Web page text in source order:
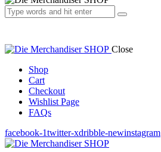
Close
Shop
Cart
Checkout
Wishlist Page
FAQs
facebook-1twitter-xdribble-newinstagram